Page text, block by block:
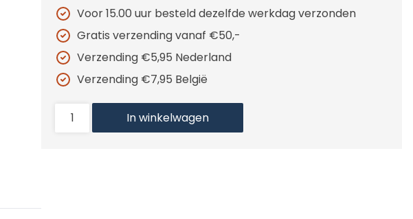
Voor 15.00 uur besteld dezelfde werkdag verzonden
Gratis verzending vanaf €50,-
Verzending €5,95 Nederland
Verzending €7,95 België
In winkelwagen